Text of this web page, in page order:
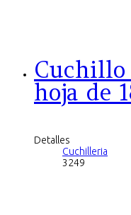
Cuchillo
hoja de
Detalles
Cuchilleria
3249